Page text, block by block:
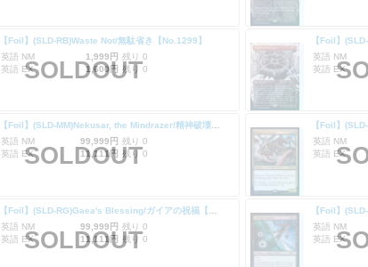
【Foil】(SLD-RB)Waste Not/無駄省き【No.1299】
英語 NM
1,999円 残り 0
英語 EX
1,600円 残り 0
SOLDOUT
英語 NM
英語 EX
【Foil】(SLD-MM)Nekusar, the Mindrazer/精神破壊者、ネクサル【No.1301】
英語 NM
99,999円 残り 0
英語 EX
11,111円 残り 0
SOLDOUT
英語 NM
英語 EX
英語 NM
99,999円 残り 0
英語 EX
11,111円 残り 0
SOLDOUT
英語 NM
英語 EX